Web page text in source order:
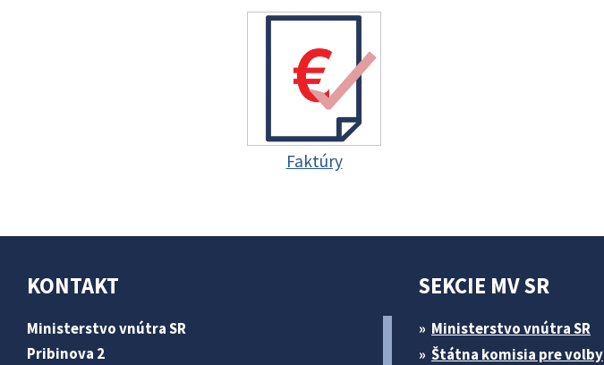
Faktúry
KONTAKT
Ministerstvo vnútra SR
Pribinova 2
SEKCIE MV SR
Ministerstvo vnútra SR
Štátna komisia pre volby